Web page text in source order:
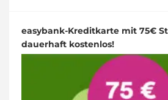
easybank-Kreditkarte mit 75€
dauerhaft kostenlos!